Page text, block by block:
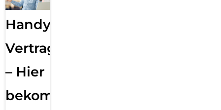
Handy
Vertragsabwicklung
– Hier
bekommst